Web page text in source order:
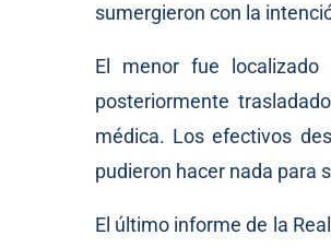
sumergieron con la
El menor fue
posteriormente
médica. Los efectivos
pudieron hacer nada para
El último informe de la